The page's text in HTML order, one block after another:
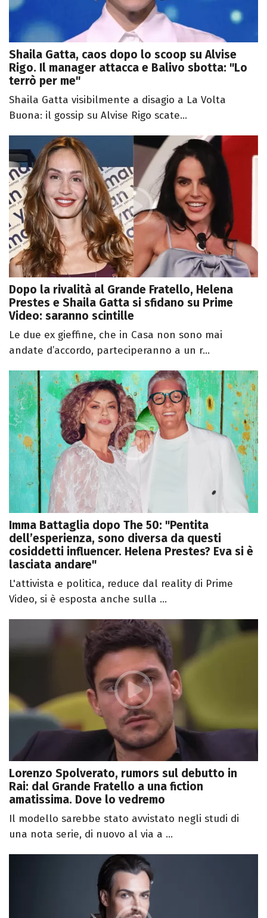
Shaila Gatta, caos dopo lo scoop su Alvise
Rigo. Il manager attacca e Balivo sbotta: "Lo
terrò per me"
Shaila Gatta visibilmente a disagio a La Volta
Buona: il gossip su Alvise Rigo scate...
Dopo la rivalità al Grande Fratello, Helena
Prestes e Shaila Gatta si sfidano su Prime
Video: saranno scintille
Le due ex gieffine, che in Casa non sono mai
andate d’accordo, parteciperanno a un r...
Imma Battaglia dopo The 50: "Pentita
dell’esperienza, sono diversa da questi
cosiddetti influencer. Helena Prestes? Eva si è
lasciata andare"
L'attivista e politica, reduce dal reality di Prime
Video, si è esposta anche sulla ...
Lorenzo Spolverato, rumors sul debutto in
Rai: dal Grande Fratello a una fiction
amatissima. Dove lo vedremo
Il modello sarebbe stato avvistato negli studi di
una nota serie, di nuovo al via a ...